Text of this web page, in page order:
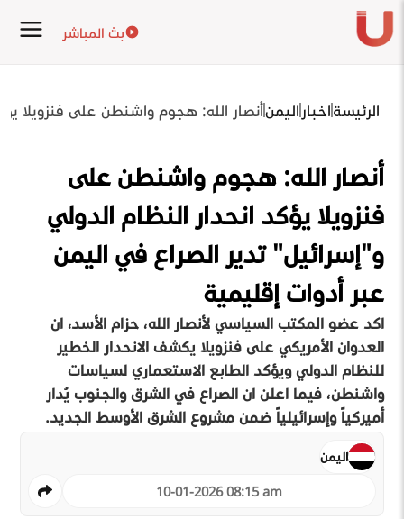
بث المباشر
الرئيسةاخبار اليمنأنصار الله: هجوم واشنطن على فنزويلا
أنصار الله: هجوم واشنطن على
فنزويلا يؤكد انحدار النظام الدولي
و"إسرائيل" تدير الصراع في اليمن
عبر أدوات إقليمية
اكد عضو المكتب السياسي لأنصار الله، حزام الأسد، ان
العدوان الأمريكي على فنزويلا يكشف الانحدار الخطير
للنظام الدولي ويؤكد الطابع الاستعماري لسياسات
واشنطن، فيما اعلن ان الصراع في الشرق والجنوب يُدار
أميركياً وإسرائيلياً ضمن مشروع الشرق الأوسط الجديد.
10-01-2026 08:15 am
اليمن